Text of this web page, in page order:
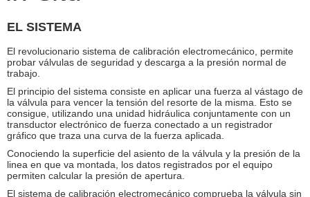
EL SISTEMA
El revolucionario sistema de calibración electromecánico, permite
probar válvulas de seguridad y descarga a la presión normal de
trabajo.
El principio del sistema consiste en aplicar una fuerza al vástago de
la válvula para vencer la tensión del resorte de la misma. Esto se
consigue, utilizando una unidad hidráulica conjuntamente con un
transductor electrónico de fuerza conectado a un registrador
gráfico que traza una curva de la fuerza aplicada.
Conociendo la superficie del asiento de la válvula y la presión de la
linea en que va montada, los datos registrados por el equipo
permiten calcular la presión de apertura.
El sistema de calibración electromecánico comprueba la válvula sin